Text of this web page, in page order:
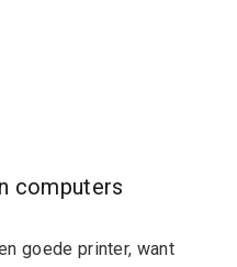
computers
goede printer, want